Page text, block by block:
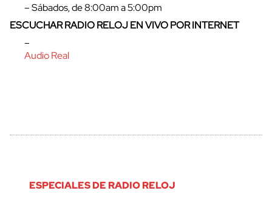
– Sábados, de 8:00am a 5:00pm
ESCUCHAR RADIO RELOJ EN VIVO POR INTERNET
–
Audio Real
ESPECIALES DE RADIO RELOJ